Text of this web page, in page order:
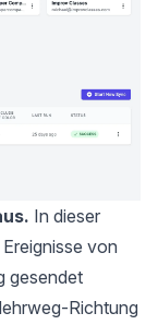
In dieser
von
gesendet
Richtung